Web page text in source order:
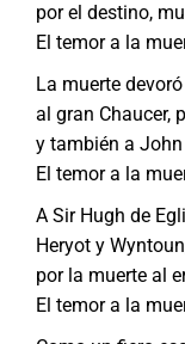
por el destino,
El temor a la
La muerte
al gran Chaucer,
y también a John
El temor a la
A Sir Hugh de
Heryot y
por la muerte al
El temor a la